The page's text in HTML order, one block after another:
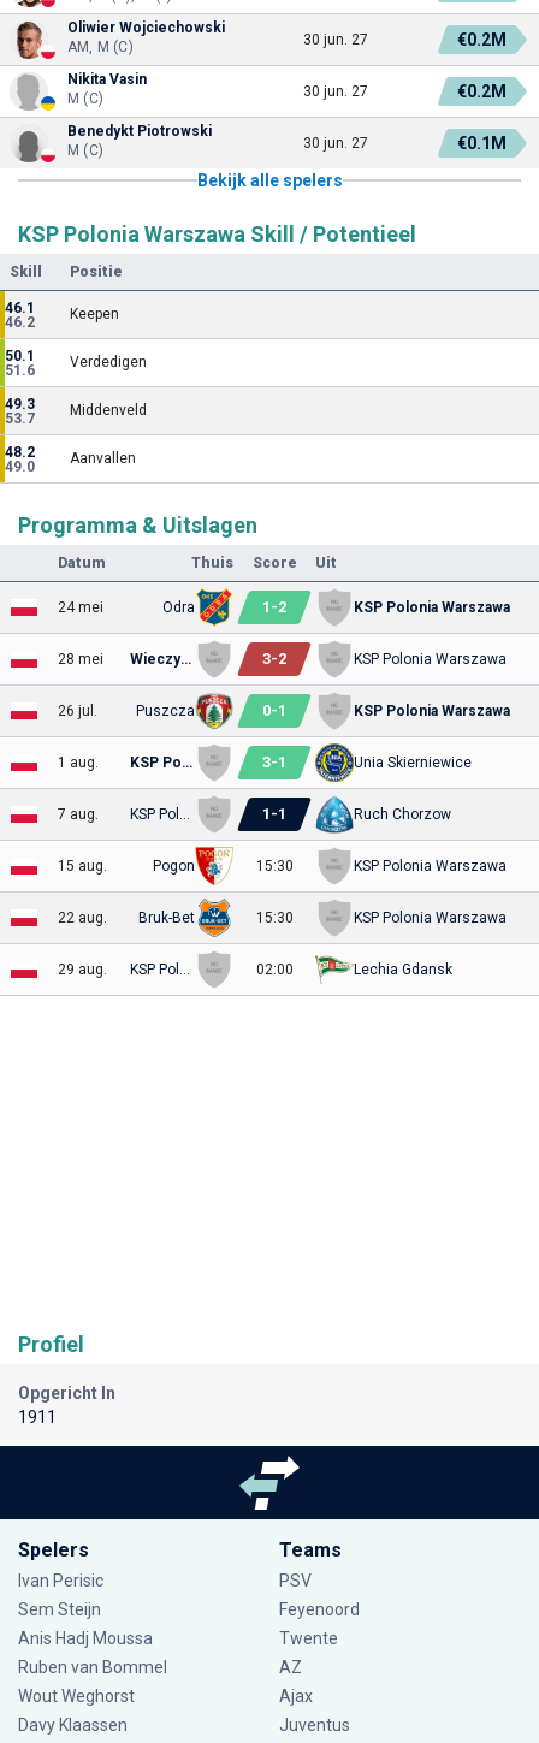
Oliwier Wojciechowski
AM, M (C)
30 jun. 27 €0.2M
Nikita Vasin
M (C)
30 jun. 27 €0.2M
Benedykt Piotrowski
M (C)
30 jun. 27
€0.1M
Bekijk alle spelers
KSP Polonia Warszawa Skill / Potentieel
Skill Positie
46.1
46.2
Keepen
50.1
51.6
Verdedigen
49.3
53.7
Middenveld
48.2
49.0
Aanvallen
Programma & Uitslagen
Datum Thuis Score Uit
24 mei Odra 1 -2 KSP Polonia Warszawa
28 mei Wieczysta Kraków 3-2 KSP Polonia Warszawa
26 jul. Puszcza 0-1 KSP Polonia Warszawa
1 aug. KSP Polonia Warszawa 3-1 Unia Skierniewice
7 aug. KSP Polonia Warszawa 1 -1 Ruch Chorzow
15 aug. Pogon 15:30 KSP Polonia Warszawa
22 aug. Bruk-Bet 15:30 KSP Polonia Warszawa
29 aug. KSP Polonia Warszawa 02:00 Lechia Gdansk
Profiel
Opgericht In
1911
Spelers
Ivan Perisic
Sem Steijn
Anis Hadj Moussa
Ruben van Bommel
Wout Weghorst
Davy Klaassen
Teams
PSV
Feyenoord
Twente
AZ
Ajax
Juventus